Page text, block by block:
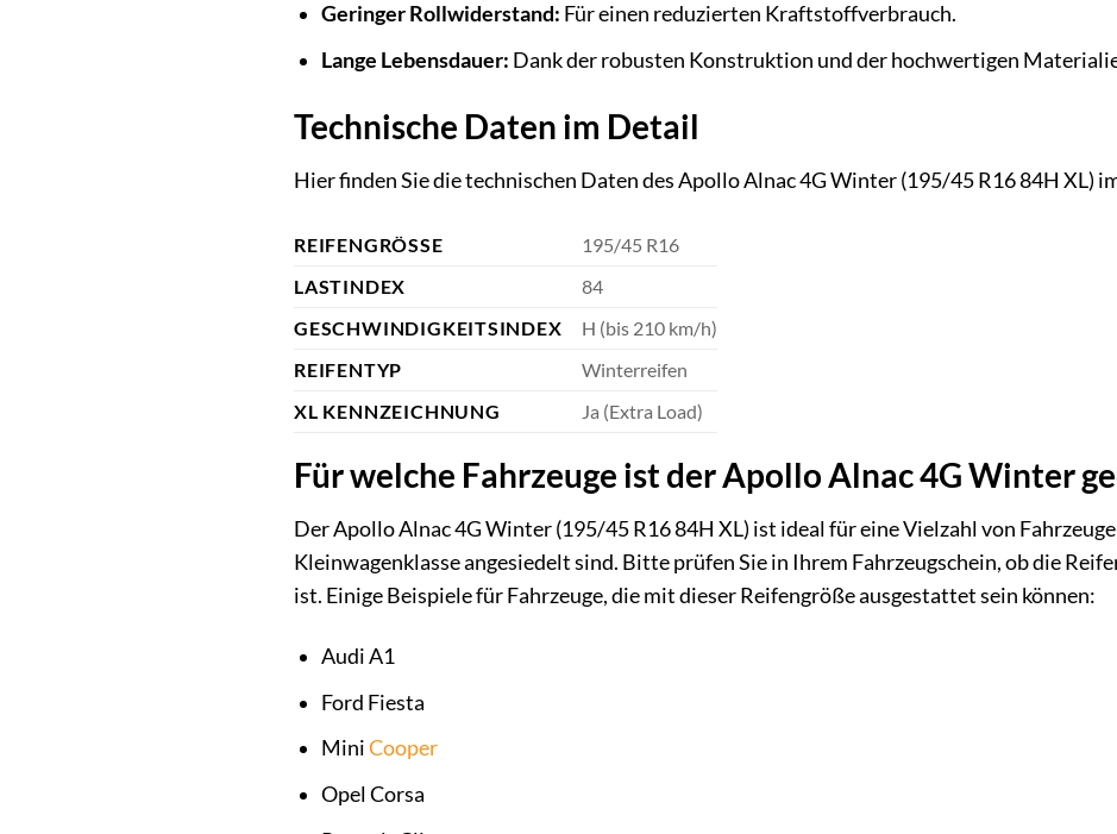
Geringer Rollwiderstand: Für einen reduzierten Kraftstoffverbrauch.
Lange Lebensdauer: Dank der robusten Konstruktion und der hochwertigen
Technische Daten im Detail
Hier finden Sie die technischen Daten des Apollo Alnac 4G Winter (195/45 R16 84H XL)
REIFENGRÖSSE
195/45 R16
LASTINDEX
84
GESCHWINDIGKEITSINDEX
H (bis 210 km/h)
REIFENTYP
Winterreifen
XL KENNZEICHNUNG
Ja (Extra Load)
Für welche Fahrzeuge ist der Apollo Alnac 4G Winter
Der Apollo Alnac 4G Winter (195/45 R16 84H XL) ist ideal für eine Vielzahl von
Kleinwagenklasse angesiedelt sind. Bitte prüfen Sie in Ihrem Fahrzeugschein, ob die
ist. Einige Beispiele für Fahrzeuge, die mit dieser Reifengröße ausgestattet sein können:
Audi A1
Ford Fiesta
MiniCooper
Opel Corsa